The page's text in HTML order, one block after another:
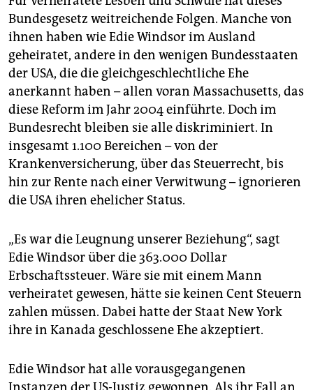
Bundesgesetz weitreichende Folgen. Manche von
ihnen haben wie Edie Windsor im Ausland
geheiratet, andere in den wenigen Bundesstaaten
der USA, die die gleichgeschlechtliche Ehe
anerkannt haben – allen voran Massachusetts, das
diese Reform im Jahr 2004 einführte. Doch im
Bundesrecht bleiben sie alle diskriminiert. In
insgesamt 1.100 Bereichen – von der
Krankenversicherung, über das Steuerrecht, bis
hin zur Rente nach einer Verwitwung – ignorieren
die USA ihren ehelicher Status.
„Es war die Leugnung unserer Beziehung“, sagt
Edie Windsor über die 363.000 Dollar
Erbschaftssteuer. Wäre sie mit einem Mann
verheiratet gewesen, hätte sie keinen Cent Steuern
zahlen müssen. Dabei hatte der Staat New York
ihre in Kanada geschlossene Ehe akzeptiert.
Edie Windsor hat alle vorausgegangenen